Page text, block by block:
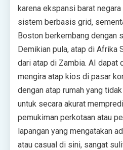
karena ekspansi barat
sistem berbasis grid,
Boston berkembang dengan
Demikian pula, atap di Afrika
dari atap di Zambia. AI dapat
mengira atap kios di pasar
dengan atap rumah yang
untuk secara akurat
pemukiman perkotaan atau
lapangan yang mengatakan
atau casual di sini, sangat